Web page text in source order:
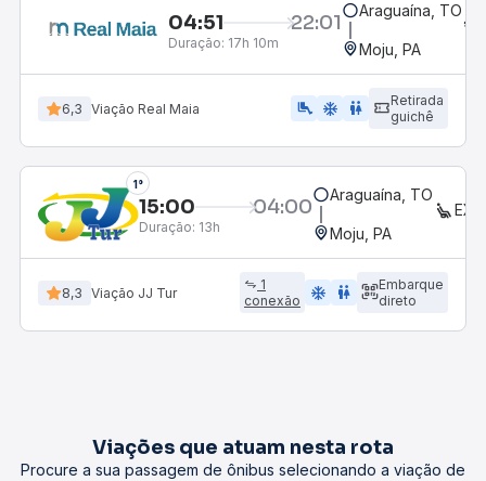
04:51 22:01
Duração: 17h 10m
Araguaína, TO
Moju, PA
6,3 Viação Real Maia airline_seat_legroom_extra ac_unit wc
Retirada
guichê
1°
15:00 04:00
Duração: 13h
Araguaína, TO
Moju, PA
8,3 Viação JJ Tur
1
conexão
ac_unit wc
Embarque
direto
Viações que atuam nesta rota
Procure a sua passagem de ônibus selecionando a viação de